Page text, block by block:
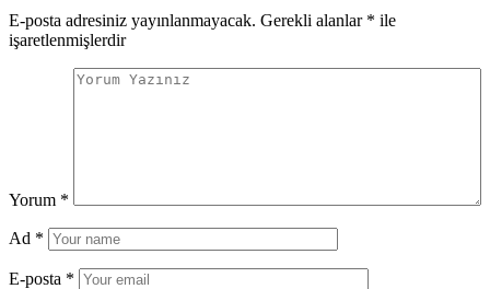
E-posta adresiniz yayınlanmayacak. Gerekli alanlar * ile
işaretlenmişlerdir
Yorum *
Ad *
E-posta *